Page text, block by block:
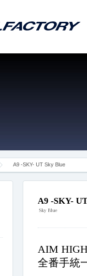
A9 -SKY- UT Sky Blue
A9 -SKY-
Sky Blue
AIM
全番手統